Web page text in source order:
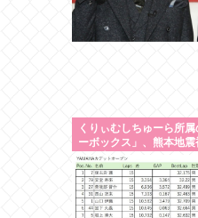
くりぃむしちゅーら所
ーボックス」、熊本地
を発表